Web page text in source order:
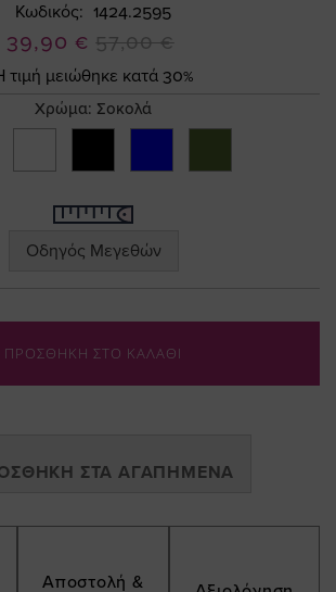
Κωδικός 1424.2595
Ειδική
Τιμή
39,90 € 57,00 €
τιμή μειώθηκε κατά 30%
Χρώμα: Σοκολά
Οδηγός Μεγεθών
ΠΡΟΣΘΗΚΗ ΣΤΟ ΚΑΛΑΘΙ
ΣΤΑ ΑΓΑΠΗΜΈΝΑ
Αποστολή &